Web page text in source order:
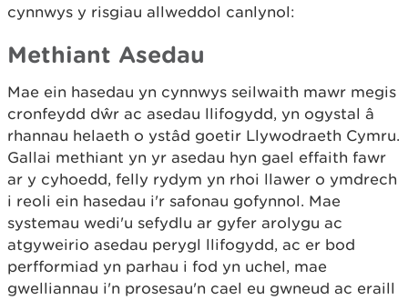
cynnwys y risgiau allweddol canlynol:
Methiant Asedau
Mae ein hasedau yn cynnwys seilwaith mawr megis
cronfeydd dŵr ac asedau llifogydd, yn ogystal â
rhannau helaeth o ystâd goetir Llywodraeth Cymru.
Gallai methiant yn yr asedau hyn gael effaith fawr
ar y cyhoedd, felly rydym yn rhoi llawer o ymdrech
i reoli ein hasedau i'r safonau gofynnol. Mae
systemau wedi'u sefydlu ar gyfer arolygu ac
atgyweirio asedau perygl llifogydd, ac er bod
perfformiad yn parhau i fod yn uchel, mae
gwelliannau i'n prosesau'n cael eu gwneud ac eraill